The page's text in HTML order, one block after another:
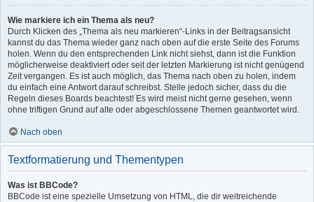
Wie markiere ich ein Thema als neu?
Durch Klicken des „Thema als neu markieren“-Links in der Beitragsansicht
kannst du das Thema wieder ganz nach oben auf die erste Seite des Forums
holen. Wenn du den entsprechenden Link nicht siehst, dann ist die Funktion
möglicherweise deaktiviert oder seit der letzten Markierung ist nicht genügend
Zeit vergangen. Es ist auch möglich, das Thema nach oben zu holen, indem
du einfach eine Antwort darauf schreibst. Stelle jedoch sicher, dass du die
Regeln dieses Boards beachtest! Es wird meist nicht gerne gesehen, wenn
ohne triftigen Grund auf alte oder abgeschlossene Themen geantwortet wird.
Nach oben
Textformatierung und Thementypen
Was ist BBCode?
BBCode ist eine spezielle Umsetzung von HTML, die dir weitreichende